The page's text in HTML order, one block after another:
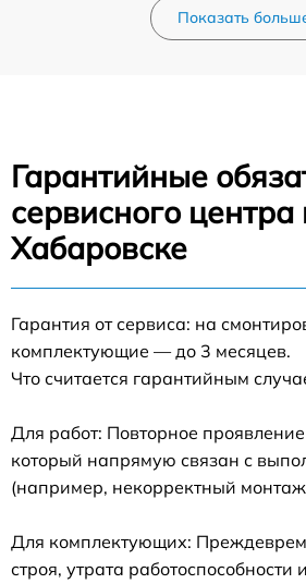
Показать
Гарантийные
сервисного центра
Хабаровске
Гарантия от сервиса: на
комплектующие — до 3 месяцев.
Что считается гарантийным
Для работ: Повторное
который напрямую связан с
(например, некорректный монтаж
Для комплектующих:
строя, утрата работоспособности